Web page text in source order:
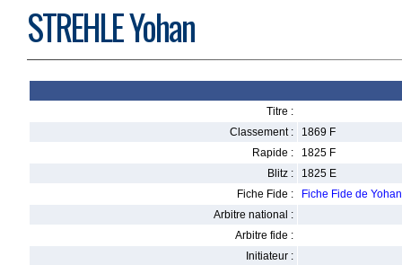
STREHLE Yohan
Titre :
Classement :
1869 F
Rapide :
1825 F
Blitz :
1825 E
Fiche Fide :
Fiche Fide de
Arbitre national :
Arbitre fide :
Initiateur :